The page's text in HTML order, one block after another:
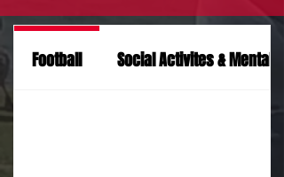
Football Social Activites & Mental